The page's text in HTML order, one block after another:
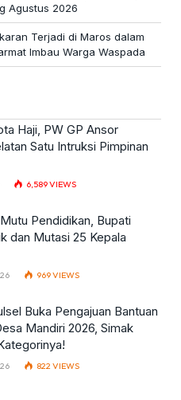
Agustus 2026
Terjadi di Maros dalam
Imbau Warga Waspada
Haji, PW GP Ansor
Satu Intruksi Pimpinan
6,589VIEWS
Pendidikan, Bupati
dan Mutasi 25 Kepala
969VIEWS
Buka Pengajuan Bantuan
Mandiri 2026, Simak
822 VIEWS